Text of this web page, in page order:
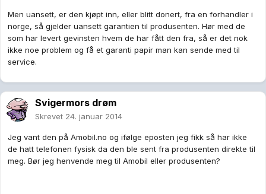
Men uansett, er den kjøpt inn, eller blitt donert, fra en forhandler i
norge, så gjelder uansett garantien til produsenten. Hør med de
som har levert gevinsten hvem de har fått den fra, så er det nok
ikke noe problem og få et garanti papir man kan sende med til
service.
Svigermors drøm
Skrevet 24. januar 2014
Jeg vant den på Amobil.no og ifølge eposten jeg fikk så har ikke
de hatt telefonen fysisk da den ble sent fra produsenten direkte til
meg. Bør jeg henvende meg til Amobil eller produsenten?